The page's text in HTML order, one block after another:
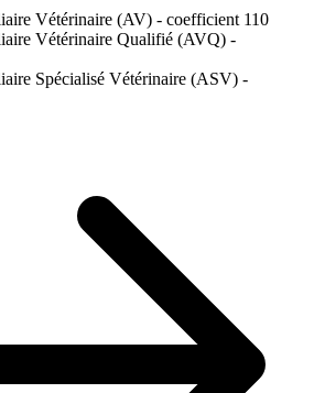
Vétérinaire (AV) - coefficient 110
Vétérinaire Qualifié (AVQ) -
Spécialisé Vétérinaire (ASV) -